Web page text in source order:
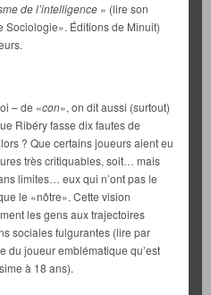
de l’intelligence » (lire son
Sociologie». Éditions de Minuit)
– de «con», on dit aussi (surtout)
Ribéry fasse dix fautes de
? Que certains joueurs aient eu
très critiquables, soit… mais
limites… eux qui n’ont pas le
le «nôtre». Cette vision
les gens aux trajectoires
sociales fulgurantes (lire par
du joueur emblématique qu’est
à 18 ans).